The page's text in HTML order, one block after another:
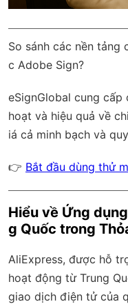
So sánh các nền tảng
c Adobe Sign?
eSignGlobal cung cấp
hoạt và hiệu quả về
iá cả minh bạch và
👉 Bắt đầu dùng thử
Hiểu về Ứng
g Quốc trong
AliExpress, được hỗ
hoạt động từ Trung
giao dịch điện tử của